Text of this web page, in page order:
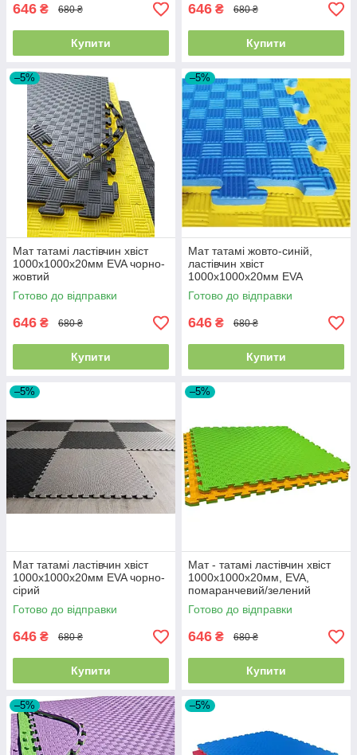
646 ₴ 680 ₴
Купити
646 ₴ 680 ₴
Купити
–5%
Мат татамі ластівчин хвіст
1000х1000х20мм EVA чорно-
жовтий
Готово до відправки
646 ₴ 680 ₴
Купити
–5%
Мат татамі жовто-синій,
ластівчин хвіст
1000х1000х20мм EVA
спортивні мати даянги
Готово до відправки
646 ₴ 680 ₴
Купити
–5%
Мат татамі ластівчин хвіст
1000х1000х20мм EVA чорно-
сірий
Готово до відправки
646 ₴ 680 ₴
Купити
–5%
Мат - татамі ластівчин хвіст
1000х1000х20мм, EVA,
помаранчевий/зелений
Готово до відправки
646 ₴ 680 ₴
Купити
–5% –5%